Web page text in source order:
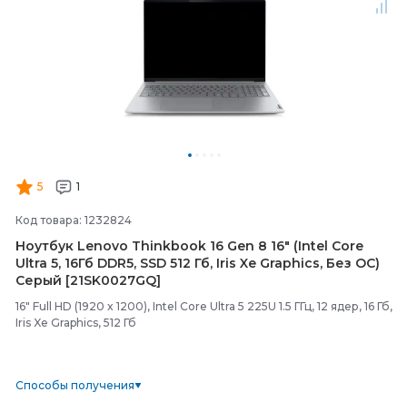
5 1
Код товара: 1232824
Ноутбук Lenovo Thinkbook 16 Gen 8 16" (Intel Core
Ultra 5, 16Гб DDR5, SSD 512 Гб, Iris Xe Graphics, Без ОС)
Серый [21SK0027GQ]
16" Full HD (1920 x 1200), Intel Core Ultra 5 225U 1.5 ГГц, 12 ядер, 16 Гб,
Iris Xe Graphics, 512 Гб
Способы получения